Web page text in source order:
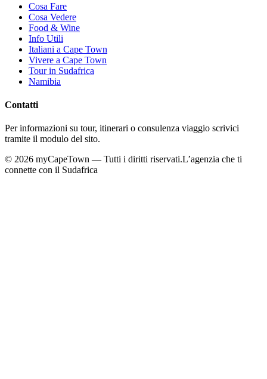
Cosa Fare
Cosa Vedere
Food & Wine
Info Utili
Italiani a Cape Town
Vivere a Cape Town
Tour in Sudafrica
Namibia
Contatti
Per informazioni su tour, itinerari o consulenza viaggio scrivici
tramite il modulo del sito.
© 2026 myCapeTown — Tutti i diritti riservati.L’agenzia che ti
connette con il Sudafrica